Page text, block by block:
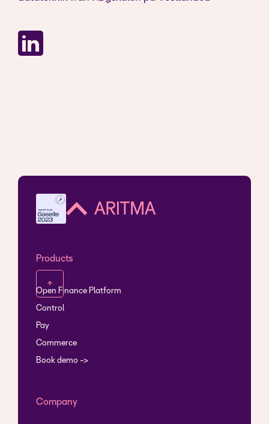
↑
Products
Open Finance Platform
Control
Pay
Commerce
Book demo ->
Company